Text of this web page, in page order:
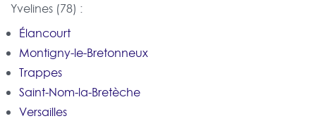
Yvelines (78) :
Élancourt
Montigny-le-Bretonneux
Trappes
Saint-Nom-la-Bretèche
Versailles